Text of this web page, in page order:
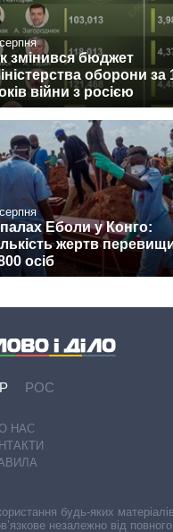
змінився бюджет
оборони за
війни з росією
Еболи у Конго:
жертв
осіб
РОС
НАС
будь-яких
незалежно від